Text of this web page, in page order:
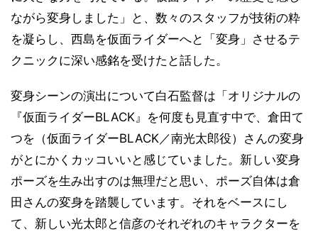
ながら変身しました」と、数々のスタッフが技術の粋
を凝らし、西島を仮面ライダーへと「変身」させるテ
クニックに深い感銘を受けたと話した。
変身シーンの演出について白石監督は「オリジナルの
『仮面ライダーBLACK』を何度も見直す中で、倉田て
つを（仮面ライダーBLACK／南光太郎役）さんの変身
がとにかくカッコいいと感じていました。新しい変身
ポーズを生み出すのは無理だと思い、ポーズ自体は倉
田さんの変身を踏襲しています。それをベースにし
て、新しい光太郎と信彦のそれぞれのキャラクターを